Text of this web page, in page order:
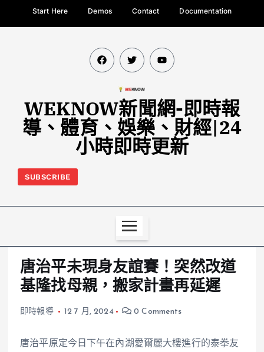
Start Here Demos Contact Documentation
WEKNOW新聞網-即時報
導、體育、娛樂、財經|24
小時即時更新
SUBSCRIBE
唐治平未現身友誼賽！突然改道
基隆找母親，搬家計畫再延遲
即時報導 12 7 月, 2024 0 Comments
唐治平原定今日下午在內湖愛爾麗大樓進行的泰拳友